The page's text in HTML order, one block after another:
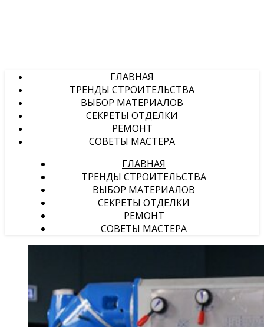
ГЛАВНАЯ
ТРЕНДЫ СТРОИТЕЛЬСТВА
ВЫБОР МАТЕРИАЛОВ
СЕКРЕТЫ ОТДЕЛКИ
РЕМОНТ
СОВЕТЫ МАСТЕРА
ГЛАВНАЯ
ТРЕНДЫ СТРОИТЕЛЬСТВА
ВЫБОР МАТЕРИАЛОВ
СЕКРЕТЫ ОТДЕЛКИ
РЕМОНТ
СОВЕТЫ МАСТЕРА